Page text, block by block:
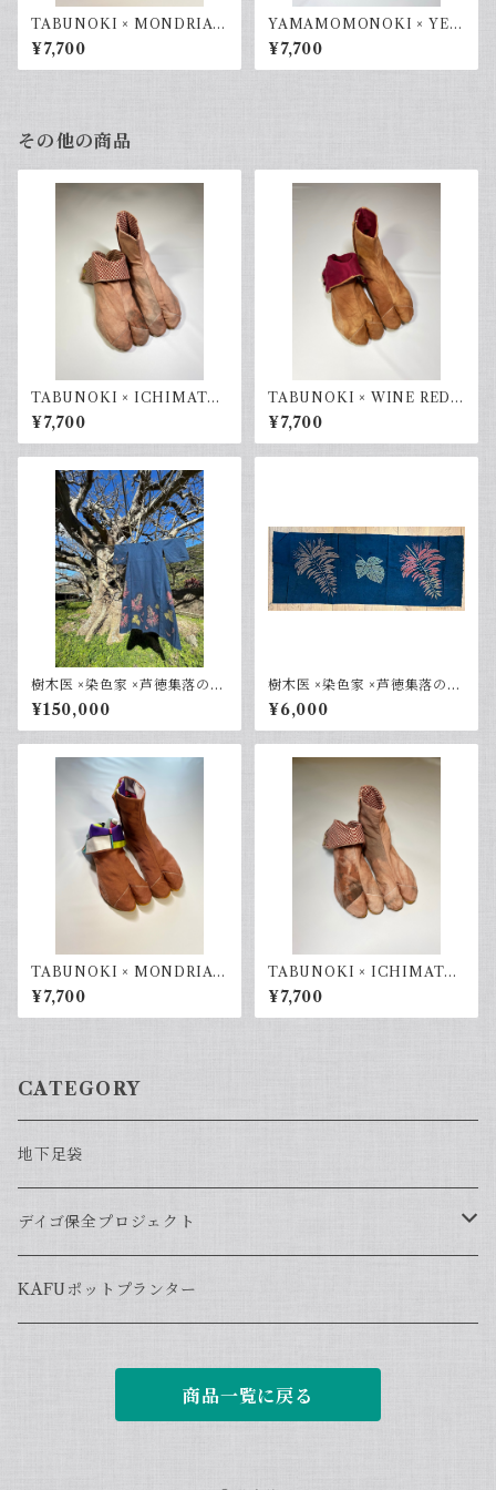
TABUNOKI × MONDRIAN
23.0cm
¥7,700
YAMAMOMONOKI × YEL
LOW GREEN 27.0cm
¥7,700
その他の商品
TABUNOKI × ICHIMATU
KOUSHI 24.0cm
¥7,700
TABUNOKI × WINE RED 2
4.0cm
¥7,700
樹木医 ×染色家 ×芦徳集落の手
仕事コラボ 浴衣
¥150,000
樹木医 ×染色家 ×芦徳集落の手
仕事コラボ てぬぐい
¥6,000
TABUNOKI × MONDRIAN
23.0cm
¥7,700
TABUNOKI × ICHIMATU
KOUSHI 23.0cm
¥7,700
CATEGORY
地下足袋
デイゴ保全プロジェクト
浴衣・てぬぐい
KAFUポットプランター
商品一覧に戻る